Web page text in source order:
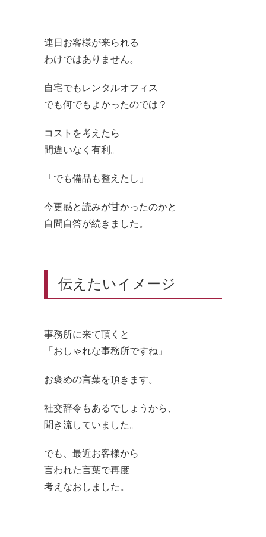
連日お客様が来られる
わけではありません。
自宅でもレンタルオフィス
でも何でもよかったのでは？
コストを考えたら
間違いなく有利。
「でも備品も整えたし」
今更感と読みが甘かったのかと
自問自答が続きました。
伝えたいイメージ
事務所に来て頂くと
「おしゃれな事務所ですね」
お褒めの言葉を頂きます。
社交辞令もあるでしょうから、
聞き流していました。
でも、最近お客様から
言われた言葉で再度
考えなおしました。